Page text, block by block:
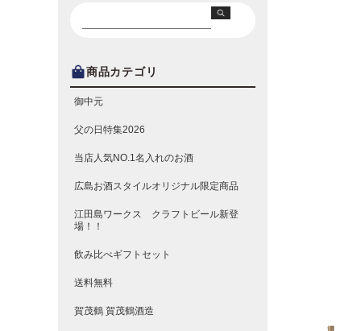
商品カテゴリ
御中元
父の日特集2026
当店人気NO.1名入れのお酒
広島お酒スタイルオリジナル限定商品
江田島ワークス クラフトビール新登
場！！
飲み比べギフトセット
送料無料
賀茂鶴 賀茂鶴酒造